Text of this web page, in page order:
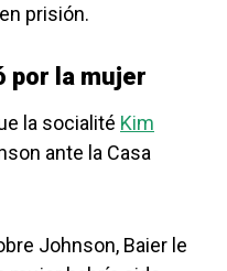
prisión.
por la mujer
la socialité Kim
ante la Casa
Johnson, Baier le